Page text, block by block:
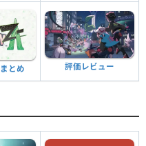
とめ 評価レビュー